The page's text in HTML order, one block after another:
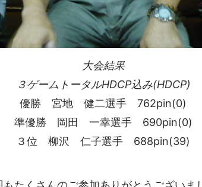
大会結果
３ゲームトータルHDCP込み(HDCP)
優勝 宮地 健二選手 762pin(0)
準優勝 岡田 一幸選手 690pin(0)
３位 柳沢 仁子選手 688pin(39)